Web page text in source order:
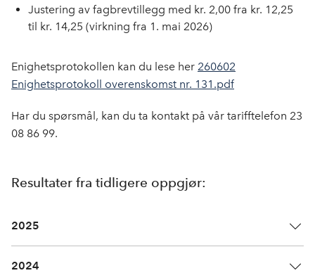
Justering av fagbrevtillegg med kr. 2,00 fra kr. 12,25
til kr. 14,25 (virkning fra 1. mai 2026)
Enighetsprotokollen kan du lese her 260602
Enighetsprotokoll overenskomst nr. 131.pdf
Har du spørsmål, kan du ta kontakt på vår tarifftelefon 23
08 86 99.
Resultater fra tidligere oppgjør:
2025
2024